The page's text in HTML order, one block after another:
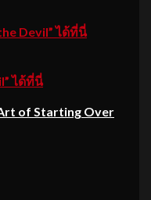
Devil” ได้ที่นี่
ได้ที่นี่
of Starting Over